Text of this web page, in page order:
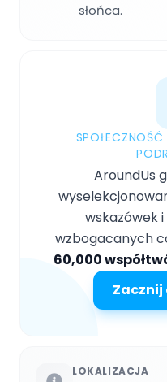
słońca.
AroundUs
wskazówek
wzbogacanych
60,000
LOKALIZACJA